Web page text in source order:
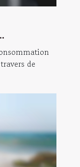
de